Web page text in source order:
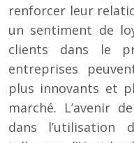
renforcer leur
un sentiment de
clients dans le
entreprises
plus innovants et
marché. L’avenir
dans l’utilisation